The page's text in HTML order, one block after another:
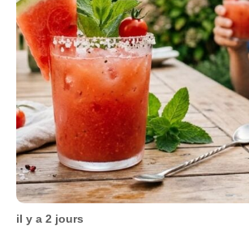
il y a 2 jours